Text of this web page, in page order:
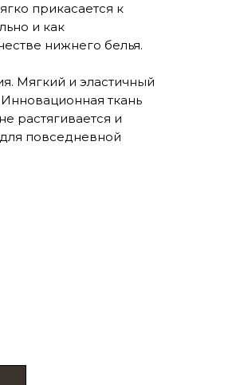
прикасается к
и как
нижнего белья.
Мягкий и эластичный
ткань
растягивается и
повседневной